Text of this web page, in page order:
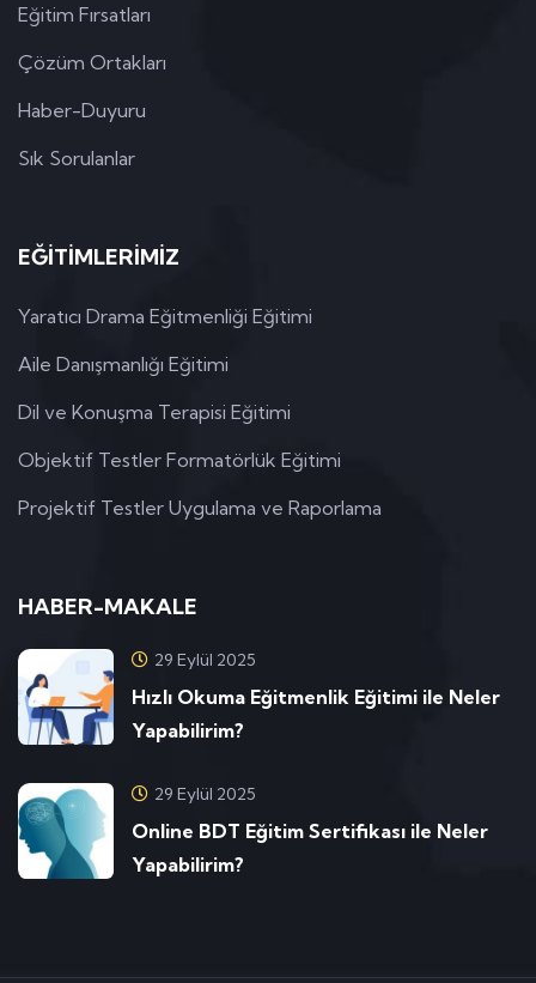
Eğitim Fırsatları
Çözüm Ortakları
Haber-Duyuru
Sık Sorulanlar
EĞİTİMLERİMİZ
Yaratıcı Drama Eğitmenliği Eğitimi
Aile Danışmanlığı Eğitimi
Dil ve Konuşma Terapisi Eğitimi
Objektif Testler Formatörlük Eğitimi
Projektif Testler Uygulama ve Raporlama
HABER-MAKALE
29 Eylül 2025
Hızlı Okuma Eğitmenlik Eğitimi ile Neler
Yapabilirim?
29 Eylül 2025
Online BDT Eğitim Sertifikası ile Neler
Yapabilirim?